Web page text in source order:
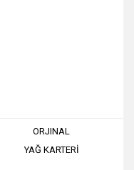
ORJINAL
YAĞ KARTERİ